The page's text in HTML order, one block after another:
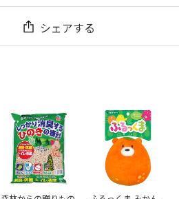
シェアする